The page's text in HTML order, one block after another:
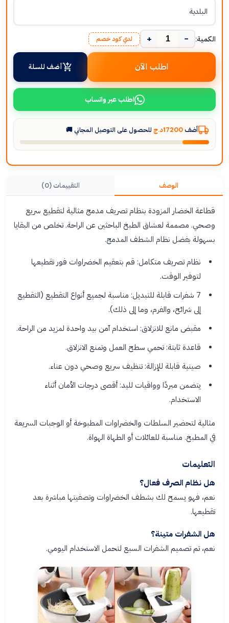
الكمية: −
+ لدي كود خصم
اطلب الآن أضف للسلة
اطلب عبر واتساب
أضف 17200د.ج للحصول على التوصيل المجاني 🚚
الوصف التقييمات (0)
قطاعة الخضار المزودة بنظام تصريف مدمج مثالية لتقطيع سريع
وصحي. مصممة لعشاق الطبخ الباحثين عن الراحة. تخلص من البقايا
بسهولة بفضل نظام الشطف المدمج.
نظام تصريف متكامل: قم بتعقيم الخضراوات فور تقطيعها
لتوفير الوقت.
7 شفرات قابلة للتبديل: مناسبة لجميع أنواع التقطيع (التقطيع
إلى شرائح، والفرم، وما إلى ذلك).
مقبض مانع للانزلاق: استخدام آمن بيد واحدة لمزيد من الراحة.
قاعدة ثابتة: تحمي سطح العمل وتمنع الانزلاق.
صينية قابلة للإزالة: تنظيف سريع وصحي دون عناء.
يتضمن مبردًا وواقيات لليد: أقصى درجات الأمان أثناء
الاستخدام.
مثالية لتحضير السلطات والخضراوات المطبوخة أو الوجبات السريعة
في المطبخ. مناسبة للعائلات أو الطهاة الهواة.
التعليمات
هل نظام الصرف فعال؟
نعم، فهو يسمح لك بشطف الخضراوات وتصفيتها مباشرة بعد
تقطيعها.
هل الشفرات متينة؟
نعم، تم تصميم الشفرات السبع لتحمل الاستخدام اليومي.